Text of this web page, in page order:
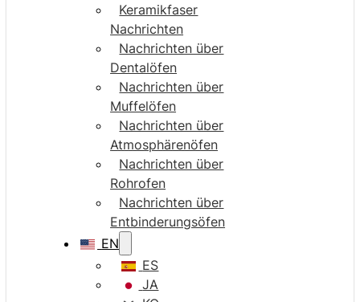
Keramikfaser
Nachrichten
Nachrichten über
Dentalöfen
Nachrichten über
Muffelöfen
Nachrichten über
Atmosphärenöfen
Nachrichten über
Rohrofen
Nachrichten über
Entbinderungsöfen
EN
ES
JA